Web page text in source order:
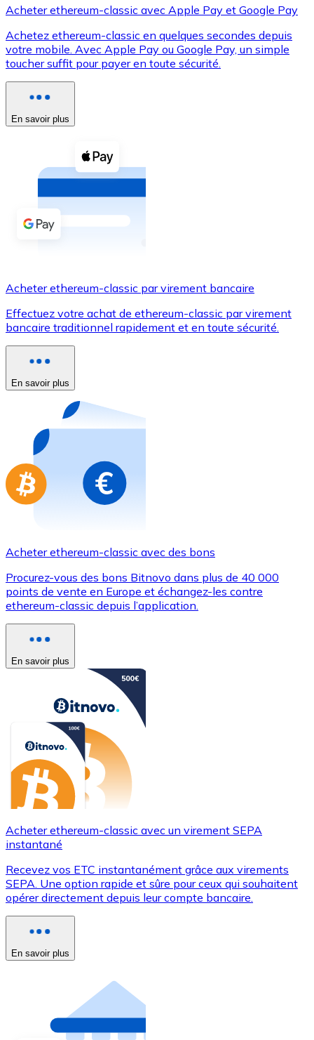
XRP
XRP
Voir toutes
Coupons crypto
Achetez des cryptomonnaies en espèces et d'autres
Acheter avec espèces
Virement SEPA
Utilisez les cartes Visa et Mastercard pour acheter
Acheter avec carte
Nouveau
Achetez des cartes-cadeaux de vos marques
Aller à la boutique de cartes-cadeaux
Acheter ethereum-classic avec Apple Pay et Google Pay
Achetez ethereum-classic en quelques secondes depuis
votre mobile. Avec Apple Pay ou Google Pay, un simple
toucher suffit pour payer en toute sécurité.
En savoir plus
Acheter ethereum-classic par virement bancaire
Effectuez votre achat de ethereum-classic par virement
bancaire traditionnel rapidement et en toute sécurité.
En savoir plus
Acheter ethereum-classic avec des bons
Procurez-vous des bons Bitnovo dans plus de 40 000
points de vente en Europe et échangez-les contre
ethereum-classic depuis l’application.
En savoir plus
Acheter ethereum-classic avec un virement SEPA
instantané
Recevez vos ETC instantanément grâce aux virements
SEPA. Une option rapide et sûre pour ceux qui souhaitent
opérer directement depuis leur compte bancaire.
En savoir plus